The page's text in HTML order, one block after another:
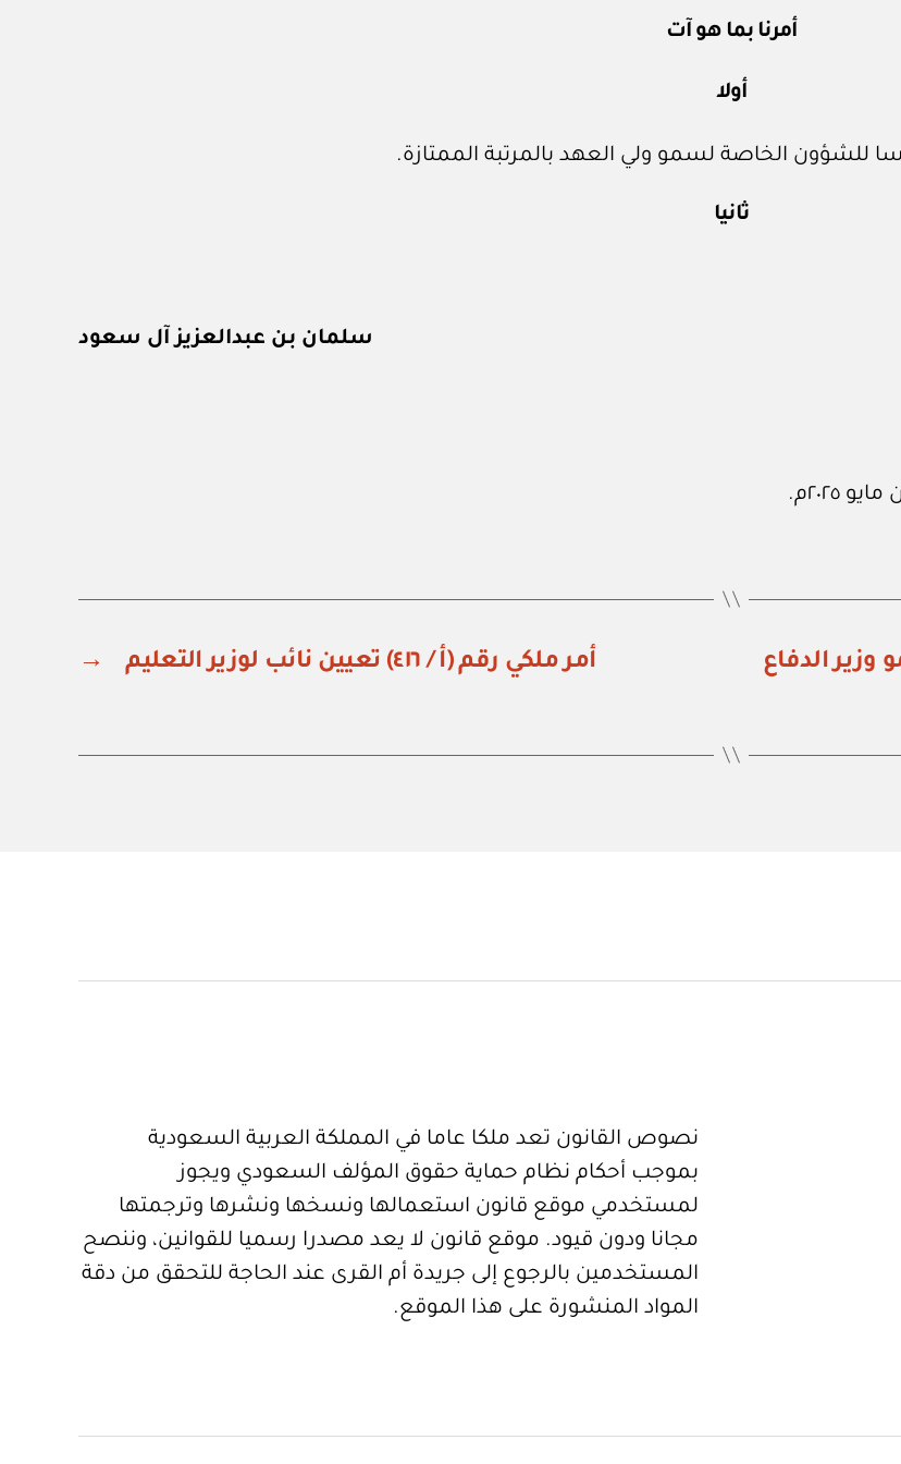
أمرنا بما هو آت
أولا
للشؤون الخاصة لسمو ولي العهد بالمرتبة الممتازة.
ثانيا
سلمان بن عبدالعزيز آل سعود
لسمو وزير الدفاع
→ أمر ملكي رقم (أ / ٤١٦) تعيين نائب لوزير التعليم
نصوص القانون تعد ملكا عاما في المملكة العربية السعودية
بموجب أحكام نظام حماية حقوق المؤلف السعودي ويجوز
لمستخدمي موقع قانون استعمالها ونسخها ونشرها وترجمتها
مجانا ودون قيود. موقع قانون لا يعد مصدرا رسميا للقوانين، وننصح
المستخدمين بالرجوع إلى جريدة أم القرى عند الحاجة للتحقق من دقة
المواد المنشورة على هذا الموقع.